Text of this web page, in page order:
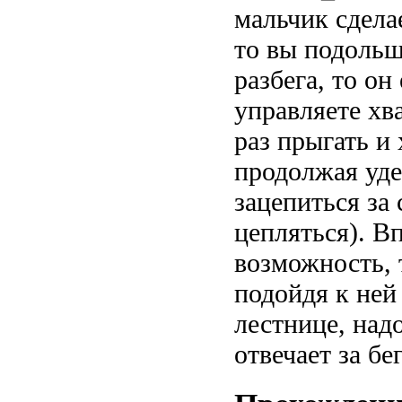
мальчик
то вы
разбега, то
управляете
раз прыгать и
продолжая
зацепиться
цепляться).
возможность,
подойдя к
лестнице,
отвечает за